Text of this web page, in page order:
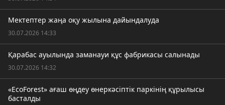
Мектептер жаңа оқу жылына дайындалуда
30.07.2026 14:33
Қарабас ауылында заманауи құс фабрикасы салынады
30.07.2026 14:32
«EcoForest» ағаш өңдеу өнеркәсіптік паркінің құрылысы
басталды